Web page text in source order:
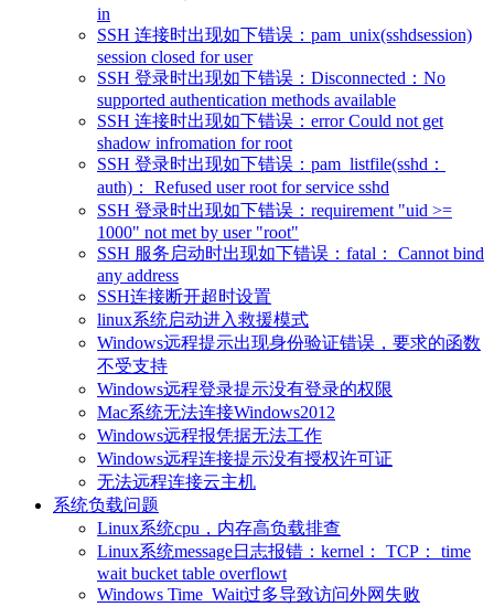
in
SSH 连接时出现如下错误：pam_unix(sshdsession)
session closed for user
SSH 登录时出现如下错误：Disconnected：No
supported authentication methods available
SSH 连接时出现如下错误：error Could not get
shadow infromation for root
SSH 登录时出现如下错误：pam_listfile(sshd：
auth)： Refused user root for service sshd
SSH 登录时出现如下错误：requirement "uid >=
1000" not met by user "root"
SSH 服务启动时出现如下错误：fatal： Cannot bind
any address
SSH连接断开超时设置
linux系统启动进入救援模式
Windows远程提示出现身份验证错误，要求的函数
不受支持
Windows远程登录提示没有登录的权限
Mac系统无法连接Windows2012
Windows远程报凭据无法工作
Windows远程连接提示没有授权许可证
无法远程连接云主机
系统负载问题
Linux系统cpu，内存高负载排查
Linux系统message日志报错：kernel： TCP： time
wait bucket table overflowt
Windows Time_Wait过多导致访问外网失败